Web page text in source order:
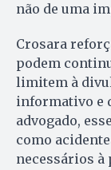
não de uma
Crosara
podem
limitem à
informativo e
advogado,
como
necessários à